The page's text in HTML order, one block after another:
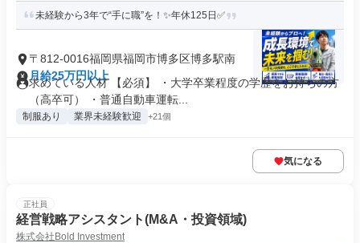
未経験から3年で“手に職”を！✨年休125日✅
〒812-0016福岡県福岡市博多区博多駅南
月給25万円以上
求めている人材 【必須】 ・大学卒業程度の学歴をお持ちの方
（高卒可） ・普通自動車運転...
制服あり 業界未経験歓迎 +21個
気になる
正社員
経営戦略アシスタント(M&A・投資領域)
株式会社Bold Investment